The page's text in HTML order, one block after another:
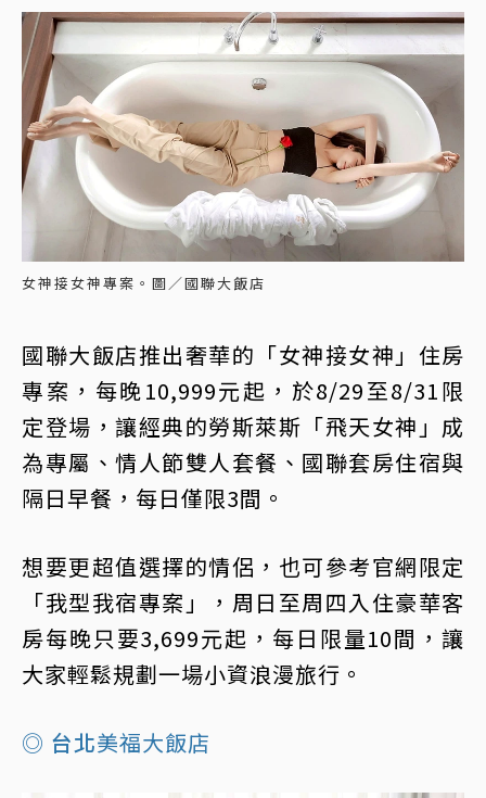
女神接女神專案。圖／國聯大飯店
國聯大飯店推出奢華的「女神接女神」住房
專案，每晚10,999元起，於8/29至8/31限
定登場，讓經典的勞斯萊斯「飛天女神」成
為專屬、情人節雙人套餐、國聯套房住宿與
隔日早餐，每日僅限3間。
想要更超值選擇的情侶，也可參考官網限定
「我型我宿專案」，周日至周四入住豪華客
房每晚只要3,699元起，每日限量10間，讓
大家輕鬆規劃一場小資浪漫旅行。
◎ 台北美福大飯店